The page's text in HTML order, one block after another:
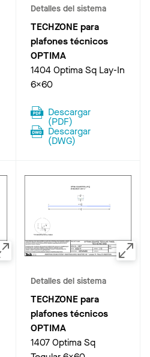
Detalles del sistema
TECHZONE para
plafones técnicos
OPTIMA
1404 Optima Sq Lay-In
6x60
Descargar
(PDF)
Descargar
(DWG)
Detalles del sistema
TECHZONE para
plafones técnicos
OPTIMA
1407 Optima Sq